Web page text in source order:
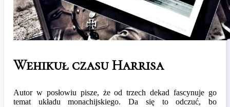
Wehikuł czasu Harrisa
Autor w posłowiu pisze, że od trzech dekad fascynuje go
temat układu monachijskiego. Da się to odczuć, bo